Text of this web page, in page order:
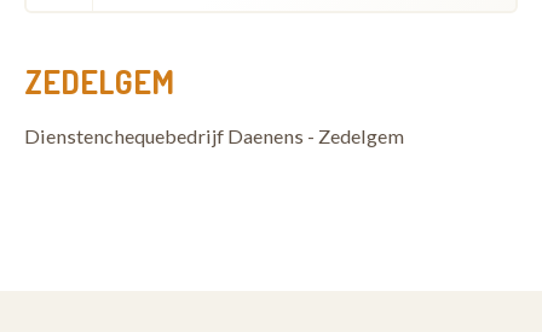
ZEDELGEM
Dienstenchequebedrijf Daenens - Zedelgem